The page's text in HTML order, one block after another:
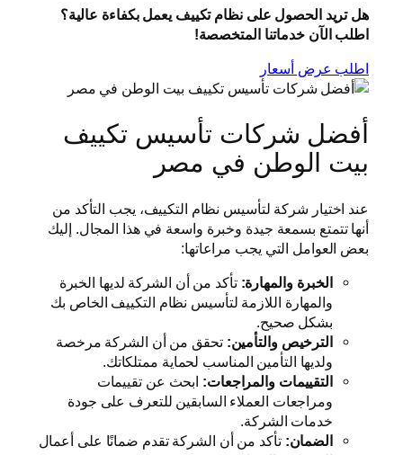
هل تريد الحصول على نظام تكييف يعمل بكفاءة عالية؟
اطلب الآن خدماتنا المتخصصة!
اطلب عرض أسعار
أفضل شركات تأسيس تكييف
بيت الوطن في مصر
عند اختيار شركة لتأسيس نظام التكييف، يجب التأكد من
أنها تتمتع بسمعة جيدة وخبرة واسعة في هذا المجال. إليك
بعض العوامل التي يجب مراعاتها:
الخبرة والمهارة: تأكد من أن الشركة لديها الخبرة
والمهارة اللازمة لتأسيس نظام التكييف الخاص بك
بشكل صحيح.
الترخيص والتأمين: تحقق من أن الشركة مرخصة
ولديها التأمين المناسب لحماية ممتلكاتك.
التقييمات والمراجعات: ابحث عن تقييمات
ومراجعات العملاء السابقين للتعرف على جودة
خدمات الشركة.
الضمان: تأكد من أن الشركة تقدم ضمانًا على أعمال